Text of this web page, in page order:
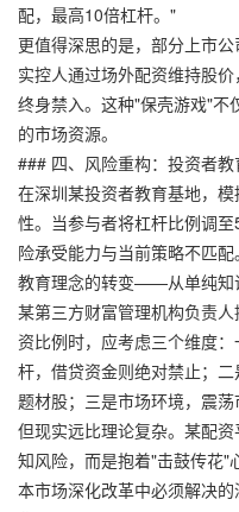
配，最高10倍杠杆。"
更值得深思的是，部分上市
实控人通过场外配资维持股
终身禁入。这种"保壳游戏"不
的市场资源。
### 四、风险重构：投资者
在深圳某投资者教育基地，
性。当参与者将杠杆比例调
险承受能力与当前策略不匹
教育理念的转变——从单纯知
某第三方财富管理机构负责
资比例时，应考虑三个维度
杆，借贷资金则绝对禁止；
题材股；三是市场环境，震荡
但现实远比理论复杂。某配
知风险，而是抱着"击鼓传花"
本市场深化改革中必须解决